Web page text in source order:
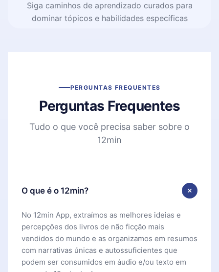
Siga caminhos de aprendizado curados para
dominar tópicos e habilidades específicas
PERGUNTAS FREQUENTES
Perguntas Frequentes
Tudo o que você precisa saber sobre o
12min
O que é o 12min?
No 12min App, extraímos as melhores ideias e
percepções dos livros de não ficção mais
vendidos do mundo e as organizamos em resumos
com narrativas únicas e autossuficientes que
podem ser consumidos em áudio e/ou texto em